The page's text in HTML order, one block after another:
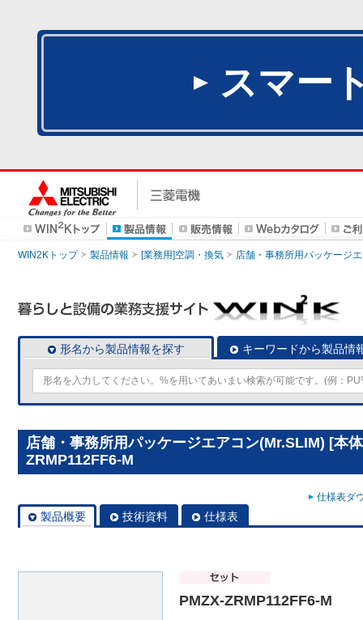
スマー
WIN2Kトップ 製品情報 [業務用]空調・換気 店舗・事務所用パッケージ
形名から製品情報を探す キーワードから製品情
店舗・事務所用パッケージエアコン(Mr.SLIM) [本
ZRMP112FF6-M
仕様表ダ
製品概要 技術資料 仕様表
PMZX-ZRMP112FF6-M